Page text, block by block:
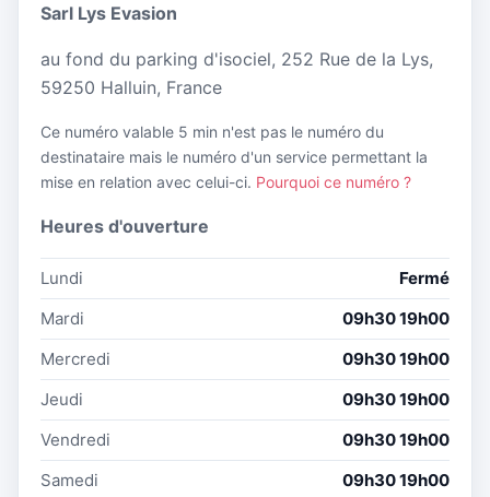
Sarl Lys Evasion
au fond du parking d'isociel, 252 Rue de la Lys,
59250 Halluin, France
Ce numéro valable 5 min n'est pas le numéro du
destinataire mais le numéro d'un service permettant la
mise en relation avec celui-ci. Pourquoi ce numéro ?
Heures d'ouverture
Lundi
Fermé
Mardi
09h30 19h00
Mercredi
09h30 19h00
Jeudi
09h30 19h00
Vendredi
09h30 19h00
Samedi
09h30 19h00